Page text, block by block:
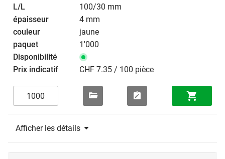
100/30 mm
4 mm
jaune
1'000
CHF 7.35 / 100 pièce
Afficher les détails